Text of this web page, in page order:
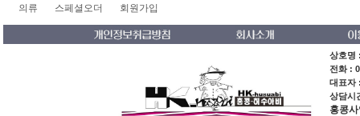
의류
스페셜오더 회원가입
상호명
전화 :
대표자
상담시
홍콩